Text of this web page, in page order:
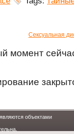
Сексуальная
момент
объектами